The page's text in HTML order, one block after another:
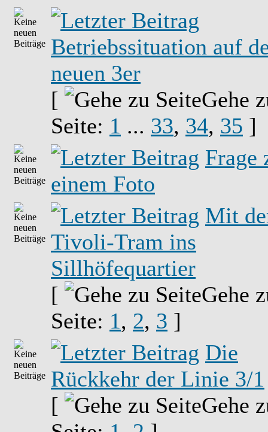
Betriebssituation auf
neuen 3er
[
Gehe
Seite: 1 ... 33, 34, 35 ]
Frage
einem Foto
Mit
Tivoli-Tram ins
Sillhöfequartier
[
Gehe
Seite: 1, 2, 3 ]
Die
Rückkehr der Linie 3/1
[
Gehe